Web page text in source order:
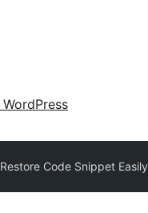
WordPress
Code Snippet Easily